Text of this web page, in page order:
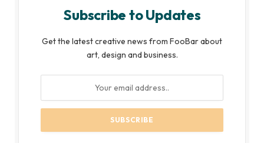
Subscribe to Updates
Get the latest creative news from FooBar about
art, design and business.